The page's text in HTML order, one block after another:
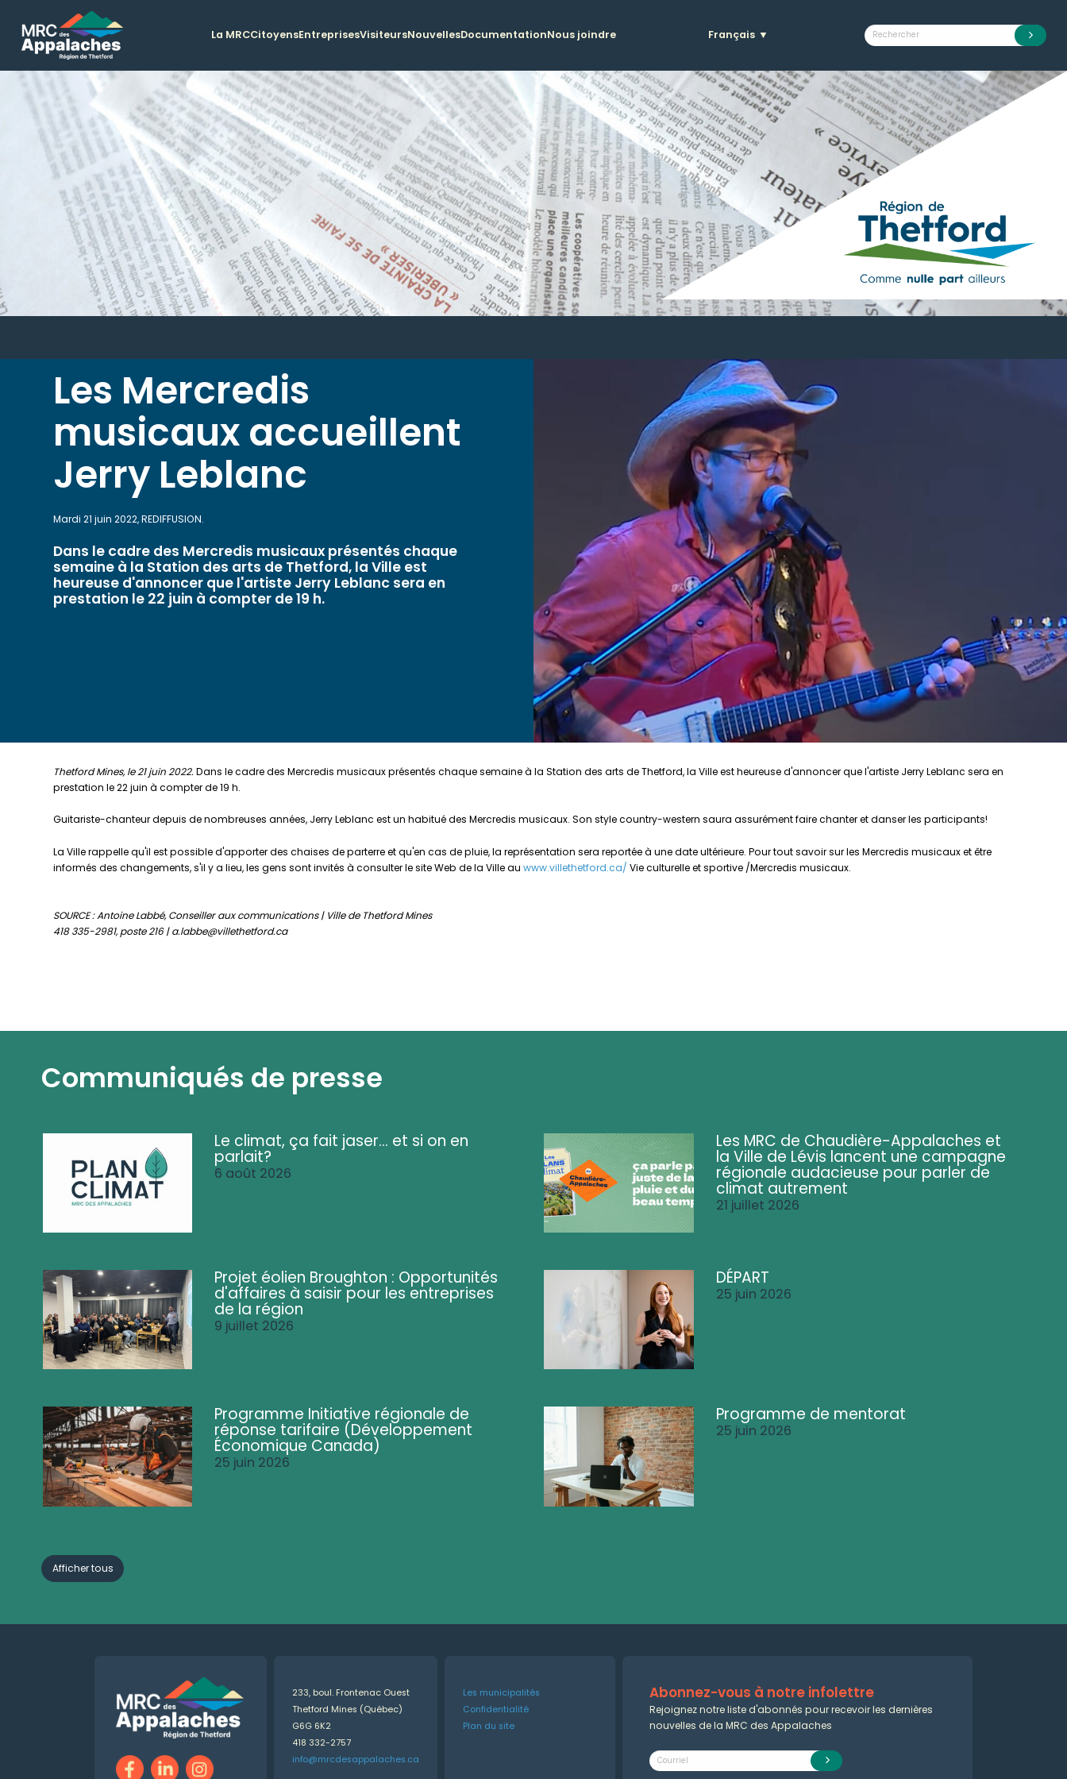
La MRCCitoyensEntreprisesVisiteursNouvellesDocumentationNous joindre Français ▼
Les Mercredis
musicaux accueillent
Jerry Leblanc
Mardi 21 juin 2022, REDIFFUSION.
Dans le cadre des Mercredis musicaux présentés chaque
semaine à la Station des arts de Thetford, la Ville est
heureuse d'annoncer que l'artiste Jerry Leblanc sera en
prestation le 22 juin à compter de 19 h.
Thetford Mines, le 21 juin 2022. Dans le cadre des Mercredis musicaux présentés chaque semaine à la Station des arts de Thetford, la Ville est heureuse d'annoncer que l'artiste Jerry Leblanc sera en
prestation le 22 juin à compter de 19 h.
Guitariste-chanteur depuis de nombreuses années, Jerry Leblanc est un habitué des Mercredis musicaux. Son style country-western saura assurément faire chanter et danser les participants!
La Ville rappelle qu'il est possible d'apporter des chaises de parterre et qu'en cas de pluie, la représentation sera reportée à une date ultérieure. Pour tout savoir sur les Mercredis musicaux et être
informés des changements, s'il y a lieu, les gens sont invités à consulter le site Web de la Ville auwww.villethetford.ca/ Vie culturelle et sportive /Mercredis musicaux.
SOURCE : Antoine Labbé, Conseiller aux communications | Ville de Thetford Mines
418 335-2981, poste 216 | a.labbe@villethetford.ca
Communiqués de presse
Le climat, ça fait jaser... et si on en
parlait?
6 août 2026
Les MRC de Chaudière-Appalaches et
la Ville de Lévis lancent une campagne
régionale audacieuse pour parler de
climat autrement
21 juillet 2026
Projet éolien Broughton : Opportunités
d'affaires à saisir pour les entreprises
de la région
9 juillet 2026
DÉPART
25 juin 2026
Programme Initiative régionale de
réponse tarifaire (Développement
Économique Canada)
25 juin 2026
Programme de mentorat
25 juin 2026
Afficher tous
233, boul. Frontenac Ouest
Thetford Mines (Québec)
G6G 6K2
418 332-2757
info@mrcdesappalaches.ca
Les municipalités
Confidentialité
Plan du site
Abonnez-vous à notre infolettre
Rejoignez notre liste d'abonnés pour recevoir les dernières
nouvelles de la MRC des Appalaches